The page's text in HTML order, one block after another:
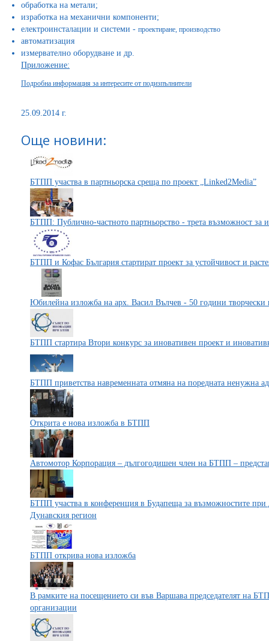
обработка на метали;
изработка на механични компоненти;
електроинсталации и системи - проектиране, производство
автоматизация
измервателно оборудване и др.
Приложение:
Подробна информация за интересите от подизпълнители
25.09.2014 г.
Още новини:
БТПП участва в партньорска среща по проект „Linked2Media”
БТПП: Публично-частното партньорство - трета възможност за
БТПП и Кофас България стартират проект за устойчивост и
Юбилейна изложба на арх. Васил Вълчев - 50 години
БТПП стартира Втори конкурс за иновативен проект и
БТПП приветства навременната отмяна на поредната ненужна
Открита е нова изложба в БТПП
Автомотор Корпорация – дългогодишен член на БТПП –
БТПП участва в конференция в Будапеща за възможностите при
Дунавския регион
БТПП открива нова изложба
В рамките на посещението си във Вaршава председателят на
организации